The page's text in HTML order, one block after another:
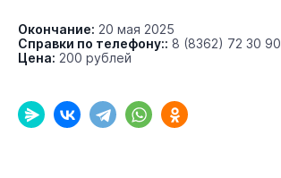
Окончание: 20 мая 2025
Справки по телефону:: 8 (8362) 72 30 90
Цена: 200 рублей